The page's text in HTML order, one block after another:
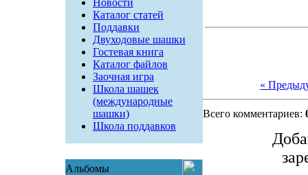
Новости
Каталог статей
Поддавки
Двуходовые шашки
Гостевая книга
Каталог файлов
Заочная игра
Школа шашек
(международные
шашки)
Школа поддавков
Альбомы
«
Всего комментариев: